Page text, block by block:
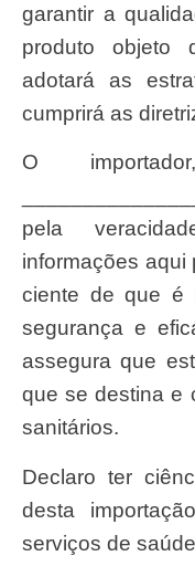
garantir a
produto objeto
adotará as
cumprirá as
O importador, na pessoa de
pela
informações aqui
ciente de que é
segurança e
assegura que
que se destina e
sanitários.
Declaro ter ciência que os produtos objetos
desta
serviços de